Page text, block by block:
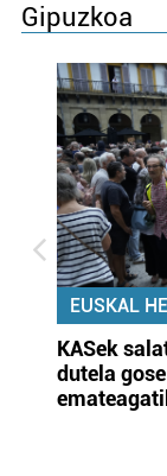
Gipuzkoa
EUSKAL
KASek
dutela